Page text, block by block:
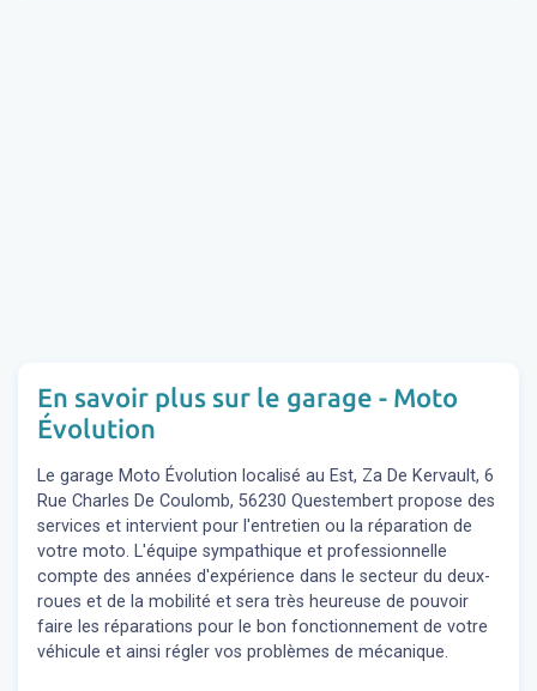
En savoir plus sur le garage - Moto
Évolution
Le garage Moto Évolution localisé au Est, Za De Kervault, 6
Rue Charles De Coulomb, 56230 Questembert propose des
services et intervient pour l'entretien ou la réparation de
votre moto. L'équipe sympathique et professionnelle
compte des années d'expérience dans le secteur du deux-
roues et de la mobilité et sera très heureuse de pouvoir
faire les réparations pour le bon fonctionnement de votre
véhicule et ainsi régler vos problèmes de mécanique.